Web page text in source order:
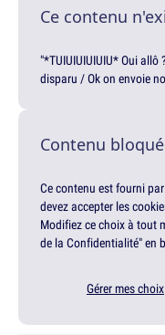
Ce contenu
"*TUIUIUIUIUIU* Oui
disparu / Ok on envoie
Contenu
Ce contenu est fourni
devez accepter les
Modifiez ce choix à tout
de la Confidentialité" en
Gérer mes choix